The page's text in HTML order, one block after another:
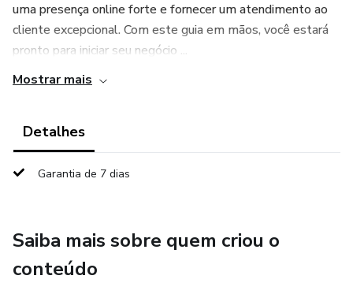
uma presença online forte e fornecer um atendimento ao
cliente excepcional. Com este guia em mãos, você estará
pronto para iniciar seu negócio ...
Mostrar mais
Detalhes
Garantia de 7 dias
Saiba mais sobre quem criou o
conteúdo